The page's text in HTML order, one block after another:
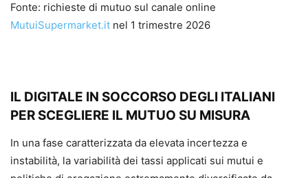
Fonte: richieste di mutuo sul canale online
MutuiSupermarket.it nel 1 trimestre 2026
IL DIGITALE IN SOCCORSO DEGLI ITALIANI
PER SCEGLIERE IL MUTUO SU MISURA
In una fase caratterizzata da elevata incertezza e
instabilità, la variabilità dei tassi applicati sui mutui e